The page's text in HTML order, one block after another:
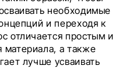
необходимые
и переходя к
отличается простым и
а также
лучше усваивать